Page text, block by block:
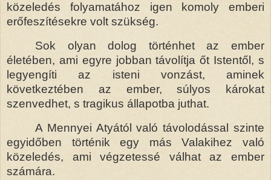
közeledés folyamatához igen komoly emberi
erőfeszítésekre volt szükség.
Sok olyan dolog történhet az ember
életében, ami egyre jobban távolítja őt Istentől, s
legyengíti az isteni vonzást, aminek
következtében az ember, súlyos károkat
szenvedhet, s tragikus állapotba juthat.
A Mennyei Atyától való távolodással szinte
egyidőben történik egy más Valakihez való
közeledés, ami végzetessé válhat az ember
számára.